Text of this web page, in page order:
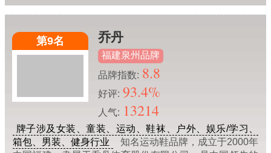
第9名 乔丹
福建泉州品牌
品牌指数: 8.8
好评: 93.4%
人气: 13214
牌子涉及女装、童装、运动、鞋袜、户外、娱乐/学习、
箱包、男装、健身行业
知名运动鞋品牌，成立于2000年